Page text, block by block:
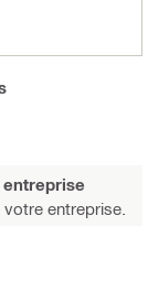
entreprise
entreprise.